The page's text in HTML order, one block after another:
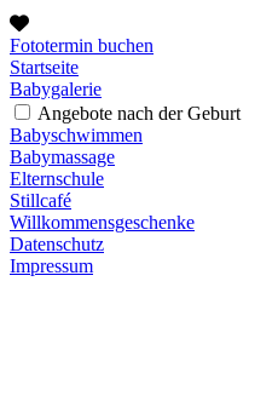
Fototermin buchen
Startseite
Babygalerie
Angebote nach der Geburt
Babyschwimmen
Babymassage
Elternschule
Stillcafé
Willkommensgeschenke
Datenschutz
Impressum